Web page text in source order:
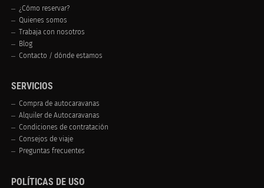
¿Cómo reservar?
Quienes somos
Trabaja con nosotros
Blog
Contacto / dónde estamos
SERVICIOS
Compra de autocaravanas
Alquiler de Autocaravanas
Condiciones de contratación
Consejos de viaje
Preguntas frecuentes
POLÍTICAS DE USO